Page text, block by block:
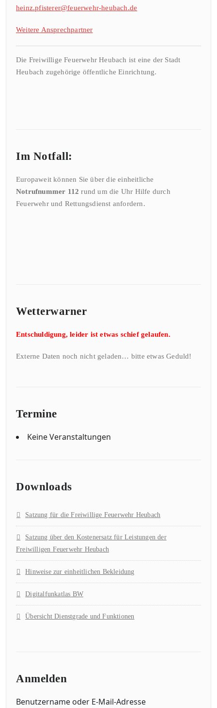
heinz.pfisterer@feuerwehr-heubach.de
Weitere Ansprechpartner
Die Freiwillige Feuerwehr Heubach ist eine der Stadt
Heubach zugehörige öffentliche Einrichtung.
Im Notfall:
Europaweit können Sie über die einheitliche
Notrufnummer 112 rund um die Uhr Hilfe durch
Feuerwehr und Rettungsdienst anfordern.
Wetterwarner
Entschuldigung, leider ist etwas schief gelaufen.
Externe Daten noch nicht geladen… bitte etwas Geduld!
Termine
Keine Veranstaltungen
Downloads
Satzung für die Freiwillige Feuerwehr Heubach
Satzung über den Kostenersatz für Leistungen der
Freiwilligen Feuerwehr Heubach
Hinweise zur einheitlichen Bekleidung
Digitalfunkatlas BW
Übersicht Dienstgrade und Funktionen
Anmelden
Benutzername oder E-Mail-Adresse